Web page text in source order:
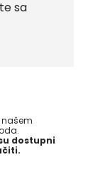
sa
dostupni